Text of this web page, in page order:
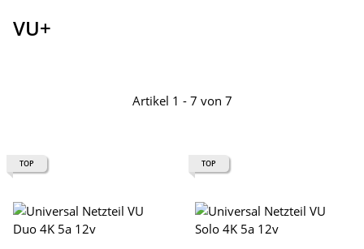
VU+
Artikel 1 - 7 von 7
TOP TOP